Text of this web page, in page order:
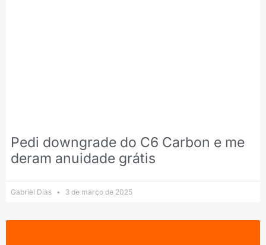
Pedi downgrade do C6 Carbon e me
deram anuidade grátis
Gabriel Dias 3 de março de 2025